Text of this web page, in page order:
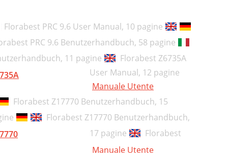
17
18
18
21
22
22
23
Florabest PRC 9.6 User Manual, 10 pagine
PRC 9.6 Benutzerhandbuch, 58 pagine
11 pagine
Florabest Z6735A
User Manual, 12 pagine
Manuale Utente
Florabest Z17770 Benutzerhandbuch, 15
Florabest Z17770 Benutzerhandbuch,
17 pagine
Manuale Utente
Florabest